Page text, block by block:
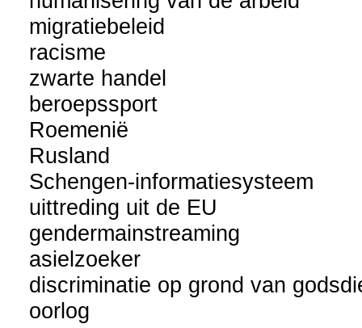
migratiebeleid
racisme
zwarte handel
beroepssport
Roemenië
Rusland
Schengen-informatiesysteem
uittreding uit de EU
gendermainstreaming
asielzoeker
discriminatie op grond van
oorlog